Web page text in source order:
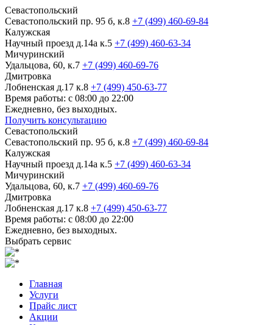
Севастопольский
Севастопольский пр. 95 б, к.8 +7 (499) 460-69-84
Калужская
Научный проезд д.14а к.5 +7 (499) 460-63-34
Мичуринский
Удальцова, 60, к.7 +7 (499) 460-69-76
Дмитровка
Лобненская д.17 к.8 +7 (499) 450-63-77
Время работы: с 08:00 до 22:00
Ежедневно, без выходных.
Получить консультацию
Севастопольский
Севастопольский пр. 95 б, к.8 +7 (499) 460-69-84
Калужская
Научный проезд д.14а к.5 +7 (499) 460-63-34
Мичуринский
Удальцова, 60, к.7 +7 (499) 460-69-76
Дмитровка
Лобненская д.17 к.8 +7 (499) 450-63-77
Время работы: с 08:00 до 22:00
Ежедневно, без выходных.
Выбрать сервис
Главная
Услуги
Прайс лист
Акции